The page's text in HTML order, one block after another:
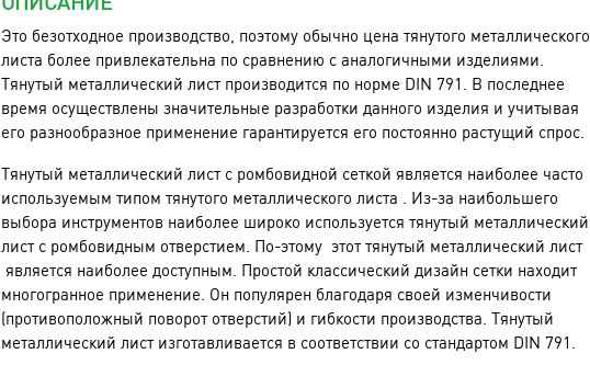
Это безотходное производство, поэтому обычно цена тянутого металлического
листа более привлекательна по сравнению с аналогичными изделиями.
Тянутый металлический лист производится по норме DIN 791. В последнее
время осуществлены значительные разработки данного изделия и учитывая
его разнообразное применение гарантируется его постоянно растущий спрос.
Тянутый металлический лист с ромбовидной сеткой является наиболее часто
используемым типом тянутого металлического листа . Из-за наибольшего
выбора инструментов наиболее широко используется тянутый металлический
лист с ромбовидным отверстием. По-этому этот тянутый металлический лист
является наиболее доступным. Простой классический дизайн сетки находит
многогранное применение. Он популярен благодаря своей изменчивости
(противоположный поворот отверстий) и гибкости производства. Тянутый
металлический лист изготавливается в соответствии со стандартом DIN 791.